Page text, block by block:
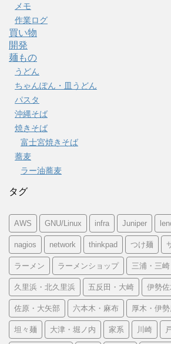
メモ
作業ログ
買い物
開発
麺もの
うどん
ちゃんぽん・皿うどん
パスタ
沖縄そば
焼きそば
富士宮焼きそば
蕎麦
ラー油蕎麦
タグ
AWS GNU/Linux infra Juniper
nagios network thinkpad つけ麺
ラーメン ラーメンショップ 三浦・三崎
久里浜・北久里浜 五反田・大崎 伊勢
佐原・大矢部 六本木・麻布 厚木・伊
坦々麺 大津・堀ノ内 家系 川崎